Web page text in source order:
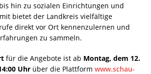
hin zu sozialen Einrichtungen und
bietet der Landkreis vielfältige
direkt vor Ort kennenzulernen und
zu sammeln.
für die Angebote ist ab Montag, dem 12.
Uhr über die Plattform www.schau-